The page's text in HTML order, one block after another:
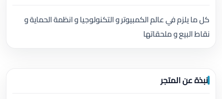
كل ما يلزم في عالم الكمبيوتر و التكنولوجيا و انظمة الحماية و
نقاط البيع و ملحقاتها
نبذة عن المتجر